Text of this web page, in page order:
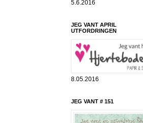
5.6.2016
JEG VANT APRIL
UTFORDRINGEN
8.05.2016
JEG VANT # 151